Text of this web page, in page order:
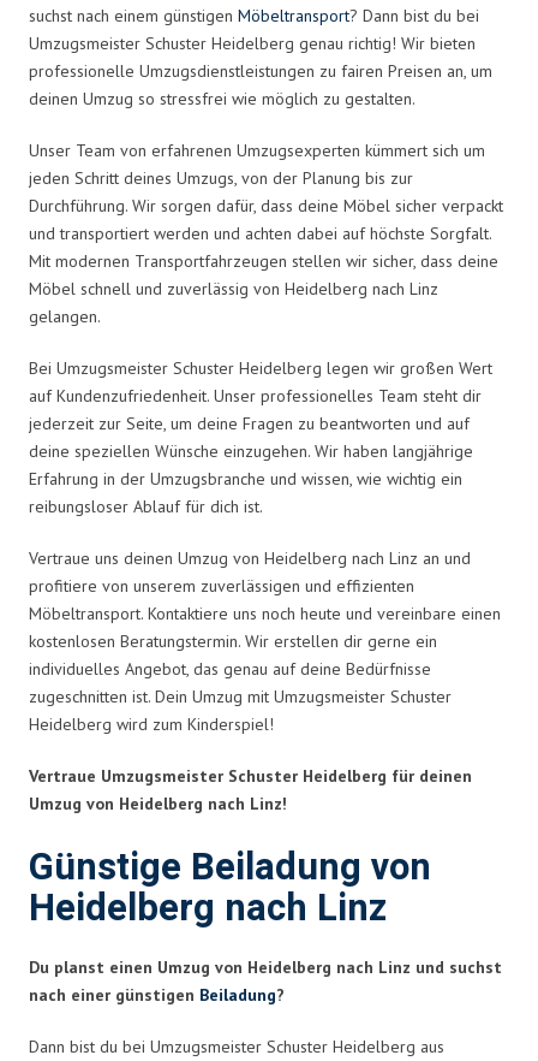
suchst nach einem günstigen Möbeltransport? Dann bist du bei
Umzugsmeister Schuster Heidelberg genau richtig! Wir bieten
professionelle Umzugsdienstleistungen zu fairen Preisen an, um
deinen Umzug so stressfrei wie möglich zu gestalten.
Unser Team von erfahrenen Umzugsexperten kümmert sich um
jeden Schritt deines Umzugs, von der Planung bis zur
Durchführung. Wir sorgen dafür, dass deine Möbel sicher verpackt
und transportiert werden und achten dabei auf höchste Sorgfalt.
Mit modernen Transportfahrzeugen stellen wir sicher, dass deine
Möbel schnell und zuverlässig von Heidelberg nach Linz
gelangen.
Bei Umzugsmeister Schuster Heidelberg legen wir großen Wert
auf Kundenzufriedenheit. Unser professionelles Team steht dir
jederzeit zur Seite, um deine Fragen zu beantworten und auf
deine speziellen Wünsche einzugehen. Wir haben langjährige
Erfahrung in der Umzugsbranche und wissen, wie wichtig ein
reibungsloser Ablauf für dich ist.
Vertraue uns deinen Umzug von Heidelberg nach Linz an und
profitiere von unserem zuverlässigen und effizienten
Möbeltransport. Kontaktiere uns noch heute und vereinbare einen
kostenlosen Beratungstermin. Wir erstellen dir gerne ein
individuelles Angebot, das genau auf deine Bedürfnisse
zugeschnitten ist. Dein Umzug mit Umzugsmeister Schuster
Heidelberg wird zum Kinderspiel!
Vertraue Umzugsmeister Schuster Heidelberg für deinen
Umzug von Heidelberg nach Linz!
Günstige Beiladung von
Heidelberg nach Linz
Du planst einen Umzug von Heidelberg nach Linz und suchst
nach einer günstigen Beiladung?
Dann bist du bei Umzugsmeister Schuster Heidelberg aus